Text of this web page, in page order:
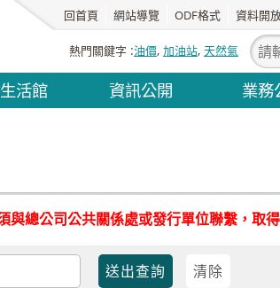
回首頁 網站導覽 ODF格式 資料開
熱門關鍵字 油價 加油站 天然氣
活館 資訊公開 業務
總公司公共關係處或發行單位聯繫，取